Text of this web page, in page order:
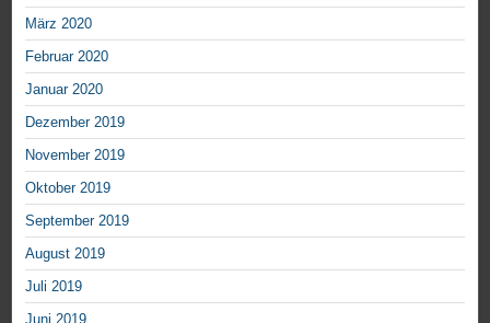
März 2020
Februar 2020
Januar 2020
Dezember 2019
November 2019
Oktober 2019
September 2019
August 2019
Juli 2019
Juni 2019